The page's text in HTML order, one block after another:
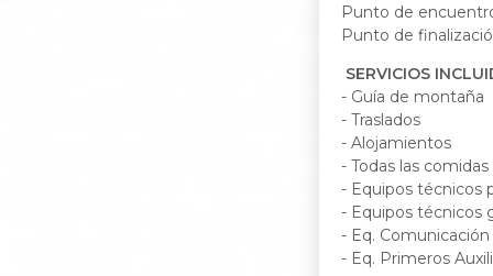
Punto de
Punto de
SERVICIOS
- Guía de montaña
- Traslados
- Alojamientos
- Todas las
- Equipos técnicos
- Equipos técnicos
- Eq. Comunicación
- Eq. Primeros